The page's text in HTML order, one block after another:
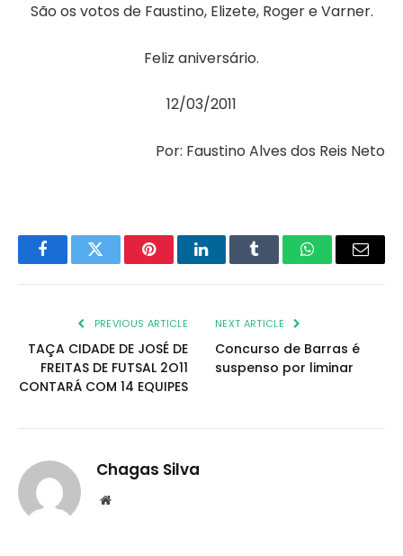
São os votos de Faustino, Elizete, Roger e Varner.
Feliz aniversário.
12/03/2011
Por: Faustino Alves dos Reis Neto
FacebookTwitter PinterestLinkedInTumblr WhatsAppEmail
PREVIOUS ARTICLE
TAÇA CIDADE DE JOSÉ DE
FREITAS DE FUTSAL 2O11
CONTARÁ COM 14 EQUIPES
NEXT ARTICLE
Concurso de Barras é
suspenso por liminar
Chagas Silva
Website